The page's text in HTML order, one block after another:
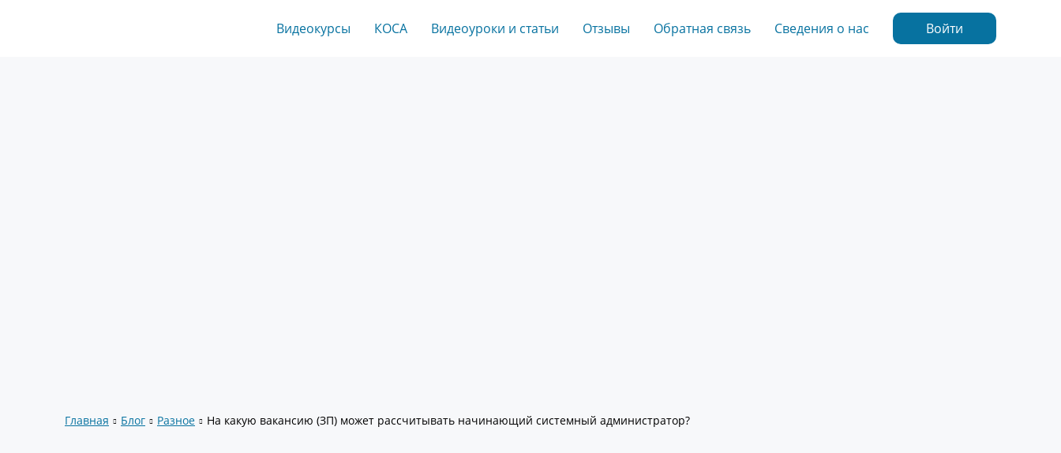
Видеокурсы КОСА Видеоуроки и статьи Отзывы Обратная связь Сведения о нас Войти
Главная Блог Разное На какую вакансию (ЗП) может рассчитывать начинающий системный администратор?